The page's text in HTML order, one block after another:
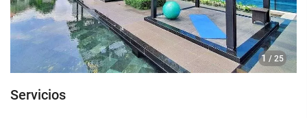
1 / 25
Servicios